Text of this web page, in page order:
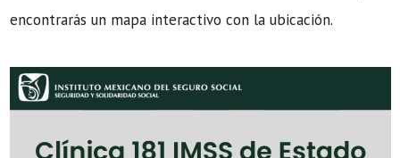
encontrarás un mapa interactivo con la ubicación.